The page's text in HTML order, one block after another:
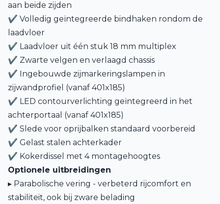
aan beide zijden
✔ Volledig geïntegreerde bindhaken rondom de
laadvloer
✔ Laadvloer uit één stuk 18 mm multiplex
✔ Zwarte velgen en verlaagd chassis
✔ Ingebouwde zijmarkeringslampen in
zijwandprofiel (vanaf 401x185)
✔ LED contourverlichting geïntegreerd in het
achterportaal (vanaf 401x185)
✔ Slede voor oprijbalken standaard voorbereid
✔ Gelast stalen achterkader
✔ Kokerdissel met 4 montagehoogtes
Optionele uitbreidingen
▸ Parabolische vering - verbeterd rijcomfort en
stabiliteit, ook bij zware belading